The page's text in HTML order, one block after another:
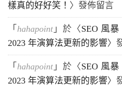
樣真的好好笑！ 〉發佈留言
「 hahapoint 」於〈 SEO 風暴
2023 年演算法更新的影響〉
「 hahapoint 」於〈 SEO 風暴
2023 年演算法更新的影響〉